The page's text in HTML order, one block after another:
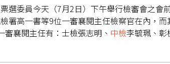
事責任，兼顧程序正義與實體真實。高檢署
法從速偵辦，嚴予究責，絕不寬貸，呼籲食
品安全、消費權益及公共健康。
選委員今天（7月2日）下午舉行檢審會之會
署高一書等9位一審襄閱主任檢察官在內，
襄閱主任有：士檢張志明、 中檢李毓珮、彰
黃榮德、北檢高一書。票選檢審委員指出
除蔡正傑檢察官業經法務部長鄭銘謙圈選為